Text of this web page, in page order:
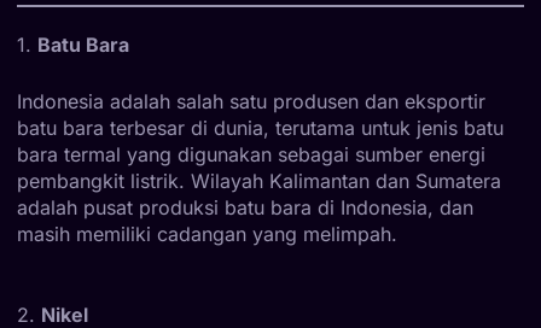
1. Batu Bara
Indonesia adalah salah satu produsen dan eksportir
batu bara terbesar di dunia, terutama untuk jenis batu
bara termal yang digunakan sebagai sumber energi
pembangkit listrik. Wilayah Kalimantan dan Sumatera
adalah pusat produksi batu bara di Indonesia, dan
masih memiliki cadangan yang melimpah.
2. Nikel